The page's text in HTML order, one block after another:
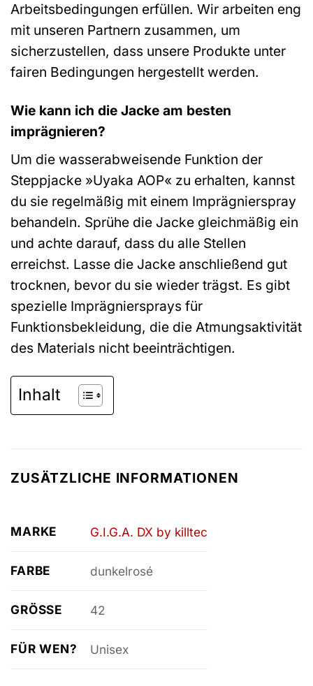
Arbeitsbedingungen erfüllen. Wir arbeiten eng
mit unseren Partnern zusammen, um
sicherzustellen, dass unsere Produkte unter
fairen Bedingungen hergestellt werden.
Wie kann ich die Jacke am besten
imprägnieren?
Um die wasserabweisende Funktion der
Steppjacke »Uyaka AOP« zu erhalten, kannst
du sie regelmäßig mit einem Imprägnierspray
behandeln. Sprühe die Jacke gleichmäßig ein
und achte darauf, dass du alle Stellen
erreichst. Lasse die Jacke anschließend gut
trocknen, bevor du sie wieder trägst. Es gibt
spezielle Imprägniersprays für
Funktionsbekleidung, die die Atmungsaktivität
des Materials nicht beeinträchtigen.
Inhalt
ZUSÄTZLICHE INFORMATIONEN
MARKE G.I.G.A. DX by killtec
FARBE dunkelrosé
GRÖSSE 42
FÜR WEN? Unisex